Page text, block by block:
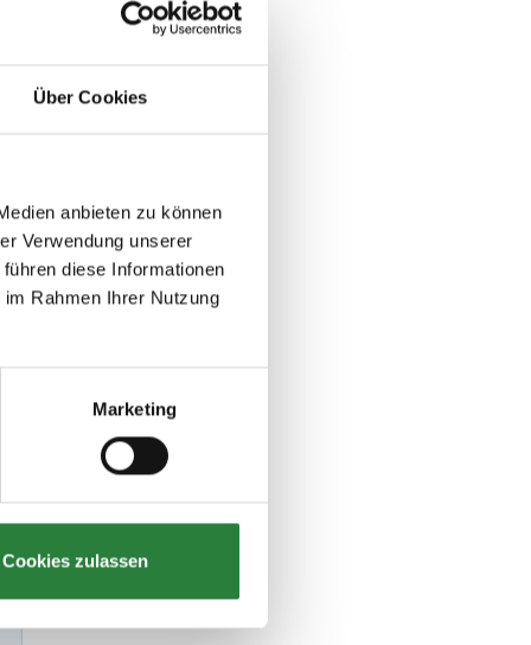
Über Cookies
anbieten zu können
Verwendung unserer
diese Informationen
Rahmen Ihrer Nutzung
Marketing
Cookies zulassen